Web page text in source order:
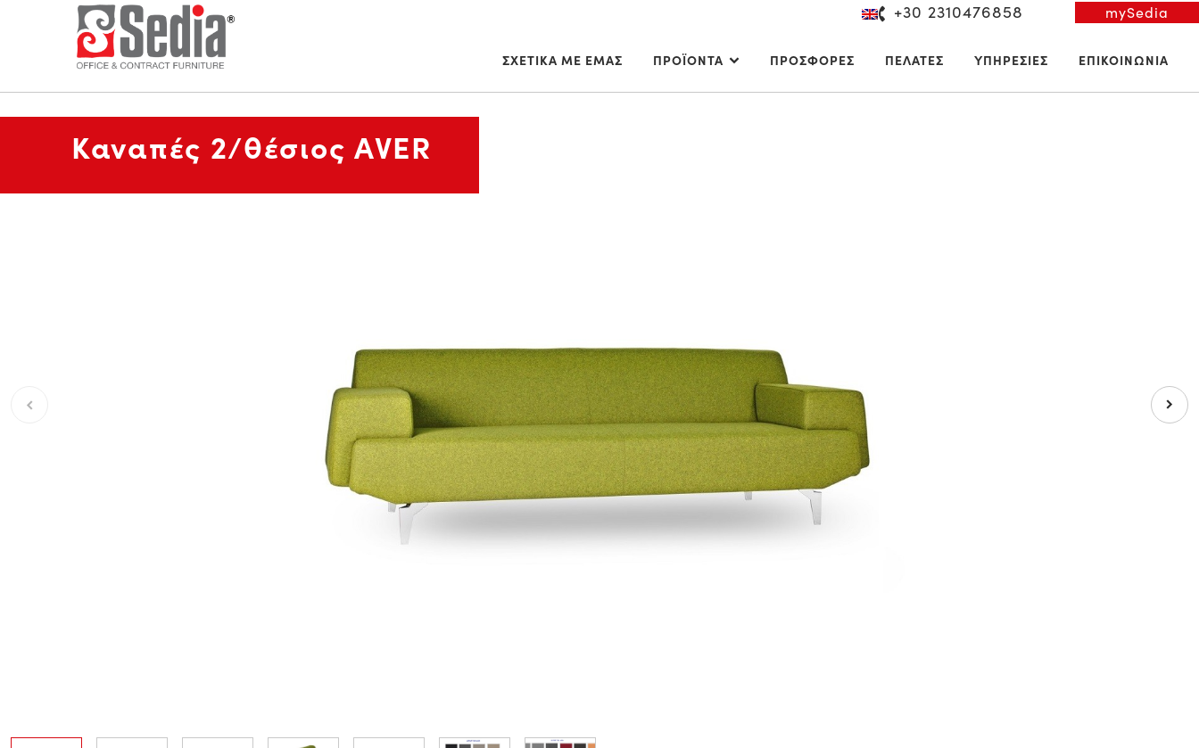
+30 2310476858 mySedia
ΣΧΕΤΙΚΑ ΜΕ ΕΜΑΣ ΠΡΟΪΟΝΤΑ ΠΡΟΣΦΟΡΕΣ ΠΕΛΑΤΕΣ ΥΠΗΡΕΣΙΕΣ ΕΠΙΚΟΙΝΩΝΙΑ
Καναπές 2/θέσιος AVER